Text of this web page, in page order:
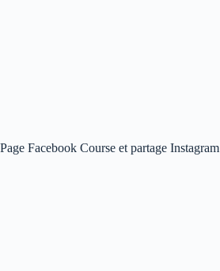
Page Facebook Course et partage Instagram